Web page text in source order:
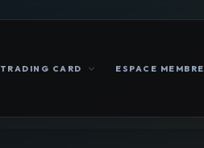
TRADING CARD ESPACE MEMBRE